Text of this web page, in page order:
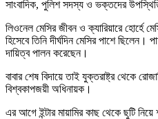
সাংবাদিক, পুলিশ সদস্য ও ভক্তদের
লিওনেল মেসির জীবন ও ক্যারিয়ারে হোর্হে
হিসেবে তিনি দীর্ঘদিন মেসির পাশে ছিলেন।
দায়িত্ব পালন করেছেন।
বাবার শেষ বিদায়ে তাই যুক্তরাষ্ট্র থেকে
বিশ্বকাপজয়ী অধিনায়ক।
এর আগে ইন্টার মায়ামির কাছ থেকে ছুটি